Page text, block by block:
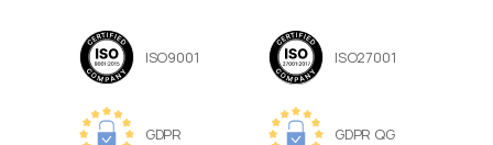
ISO9001 ISO27001
GDPR GDPR QG